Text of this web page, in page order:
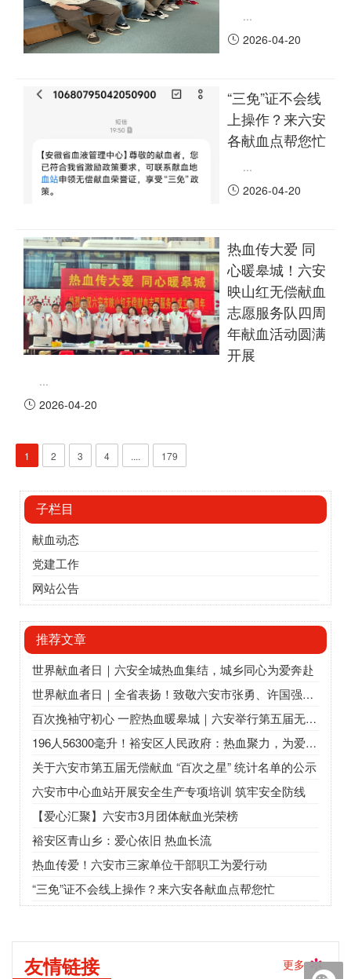
...
2026-04-20
“三免”证不会线
上操作？来六安
各献血点帮您忙
...
2026-04-20
热血传大爱 同
心暖皋城！六安
映山红无偿献血
志愿服务队四周
年献血活动圆满
开展
...
2026-04-20
1 2 3 4 .... 179
子栏目
献血动态
党建工作
网站公告
推荐文章
世界献血者日｜六安全城热血集结，城乡同心为爱奔赴
世界献血者日｜全省表扬！致敬六安市张勇、许国强、王宇、裕安区卫健委
百次挽袖守初心 一腔热血暖皋城｜六安举行第五届无偿献血“百次之星”座谈会
196人56300毫升！裕安区人民政府：热血聚力，为爱“挽袖”
关于六安市第五届无偿献血 “百次之星” 统计名单的公示
六安市中心血站开展安全生产专项培训 筑牢安全防线
【爱心汇聚】六安市3月团体献血光荣榜
裕安区青山乡：爱心依旧 热血长流
热血传爱！六安市三家单位干部职工为爱行动
“三免”证不会线上操作？来六安各献血点帮您忙
友情链接 更多